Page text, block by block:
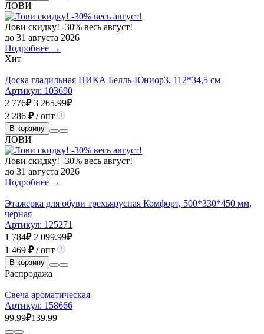
ЛОВИ
Лови скидку! -30% весь август!
до 31 августа 2026
Подробнее →
Хит
Доска гладильная НИКА Белль-Юниор3, 112*34,5 см
Артикул: 103690
2 776₽ 3 265.99₽
2 286 ₽/ опт
В корзину
ЛОВИ
Лови скидку! -30% весь август!
до 31 августа 2026
Подробнее →
Этажерка для обуви трехъярусная Комфорт, 500*330*450 мм,
черная
Артикул: 125271
1 784₽ 2 099.99₽
1 469 ₽/ опт
В корзину
Распродажа
Свеча ароматическая
Артикул: 158666
99.99₽139.99